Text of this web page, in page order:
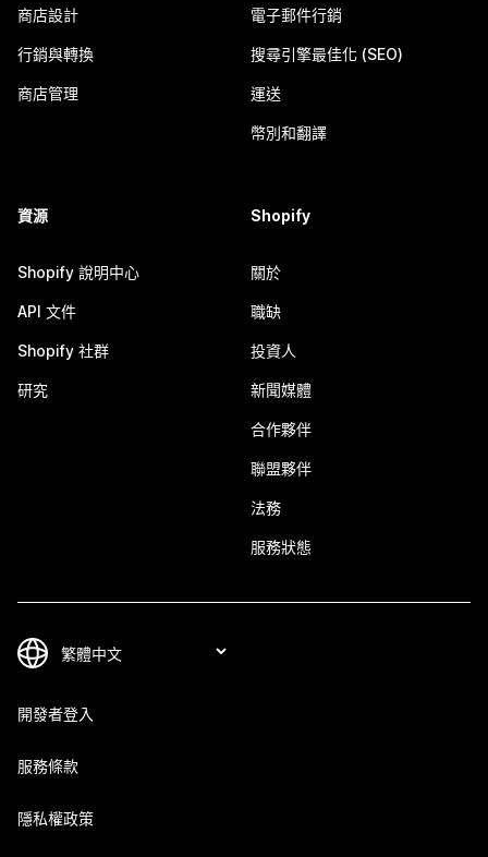
商店設計
行銷與轉換
商店管理
電子郵件行銷
搜尋引擎最佳化 (SEO)
運送
幣別和翻譯
資源
Shopify 說明中心
API 文件
Shopify 社群
研究
Shopify
關於
職缺
投資人
新聞媒體
合作夥伴
聯盟夥伴
法務
服務狀態
開發者登入
服務條款
隱私權政策